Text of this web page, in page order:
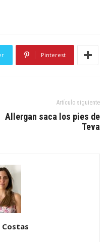
Pinterest
Artículo siguiente
Allergan saca los pies de
Teva
Costas